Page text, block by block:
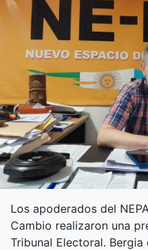
Los apoderados del
Cambio realizaron una
Tribunal Electoral.